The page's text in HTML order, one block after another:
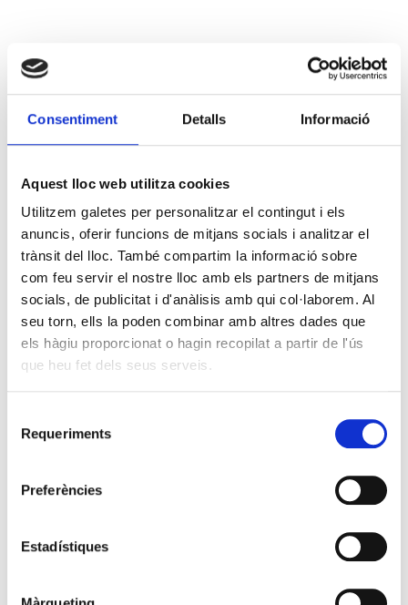
Consentiment Detalls Informació
Aquest lloc web utilitza cookies
Utilitzem galetes per personalitzar el contingut i els
anuncis, oferir funcions de mitjans socials i analitzar el
trànsit del lloc. També compartim la informació sobre
com feu servir el nostre lloc amb els partners de mitjans
socials, de publicitat i d'anàlisis amb qui col·laborem. Al
seu torn, ells la poden combinar amb altres dades que
els hàgiu proporcionat o hagin recopilat a partir de l'ús
que heu fet dels seus serveis.
Requeriments
Preferències
Estadístiques